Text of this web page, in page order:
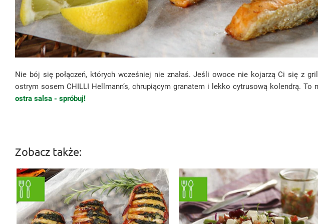
Nie bój się połączeń, których wcześniej nie znałaś. Jeśli owoce nie kojarzą Ci się z
ostrym sosem CHILLI Hellmann’s, chrupiącym granatem i lekko cytrusową kolendrą.
ostra salsa - spróbuj!
Zobacz także: